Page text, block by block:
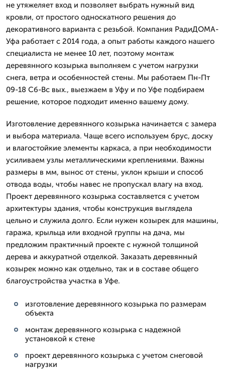
не утяжеляет вход и позволяет выбрать нужный вид
кровли, от простого односкатного решения до
декоративного варианта с резьбой. Компания РадиДОМА-
Уфа работает с 2014 года, а опыт работы каждого нашего
специалиста не менее 10 лет, поэтому монтаж
деревянного козырька выполняем с учетом нагрузки
снега, ветра и особенностей стены. Мы работаем Пн-Пт
09-18 Сб-Вс вых., выезжаем в Уфу и по Уфе подбираем
решение, которое подходит именно вашему дому.
Изготовление деревянного козырька начинается с замера
и выбора материала. Чаще всего используем брус, доску
и влагостойкие элементы каркаса, а при необходимости
усиливаем узлы металлическими креплениями. Важны
размеры в мм, вынос от стены, уклон крыши и способ
отвода воды, чтобы навес не пропускал влагу на вход.
Проект деревянного козырька составляется с учетом
архитектуры здания, чтобы конструкция выглядела
цельно и служила долго. Если нужен козырек для машины,
гаража, крыльца или входной группы на дача, мы
предложим практичный проекте с нужной толщиной
дерева и аккуратной отделкой. Заказать деревянный
козырек можно как отдельно, так и в составе общего
благоустройства участка в Уфе.
изготовление деревянного козырька по размерам
объекта
монтаж деревянного козырька с надежной
установкой к стене
проект деревянного козырька с учетом снеговой
нагрузки